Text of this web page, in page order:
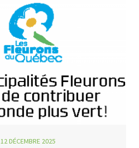
12 DÉCEMBRE 2025